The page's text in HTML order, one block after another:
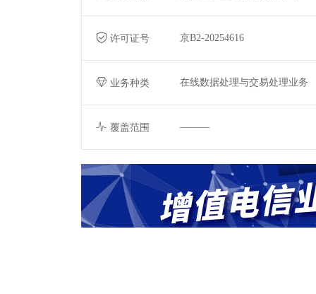
许可证号 京B2-20254616
业务种类 在线数据处理与交易处理业务
覆盖范围 ———